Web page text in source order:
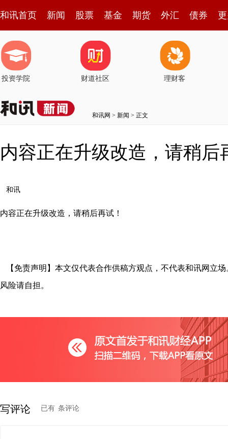
和讯首页 新闻 股票 基金 期货 外汇 债券
投资学院 财道社区 理财客
和讯网 > 新闻 > 正文
内容正在升级改造，请稍后
和讯
内容正在升级改造，请稍后再试！
【免责声明】本文仅代表合作供稿方观点，不代表和讯网立
风险请自担。
写评论 已有 条评论